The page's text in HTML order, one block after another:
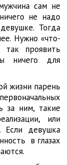
сам не
не надо
Тогда
Нужно «что-
так проявить
ничего для
жизни парень
за ним, такие
или
Если девушка
в глазах